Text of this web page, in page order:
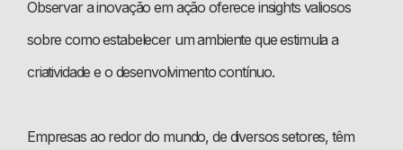
Observar a inovação em ação oferece insights valiosos
sobre como estabelecer um ambiente que estimula a
criatividade e o desenvolvimento contínuo.
Empresas ao redor do mundo, de diversos setores, têm